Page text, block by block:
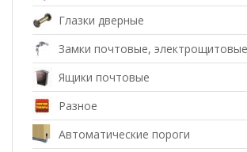
Глазки дверные
Замки почтовые, электрощитовые
Ящики почтовые
Разное
Автоматические пороги